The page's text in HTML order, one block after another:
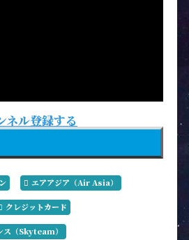
ル登録する
エアアジア（Air Asia）
クレジットカード
ス（Skyteam）